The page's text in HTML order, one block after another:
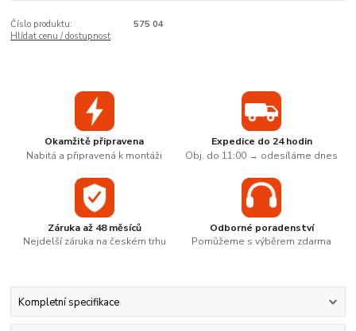
Číslo produktu:
575 04
Hlídat cenu / dostupnost
Okamžitě připravena
Nabitá a připravená k montáži
Expedice do 24 hodin
Obj. do 11:00 → odesíláme dnes
Záruka až 48 měsíců
Nejdelší záruka na českém trhu
Odborné poradenství
Pomůžeme s výběrem zdarma
Kompletní specifikace